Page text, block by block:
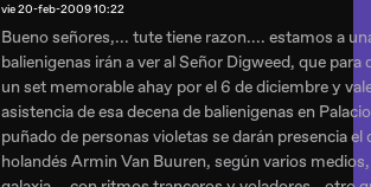
vie 20-feb-2009 10:22
Bueno señores,... tute tiene razon.... estamos a
balienigenas irán a ver al Señor Digweed, que
un set memorable ahay por el 6 de diciembre y
asistencia de esa decena de balienigenas en
puñado de personas violetas se darán presencia el
holandés Armin Van Buuren, según varios